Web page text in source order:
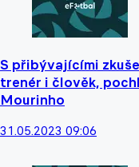
S přibývajícími
trenér i člověk,
Mourinho
31.05.2023 09:06